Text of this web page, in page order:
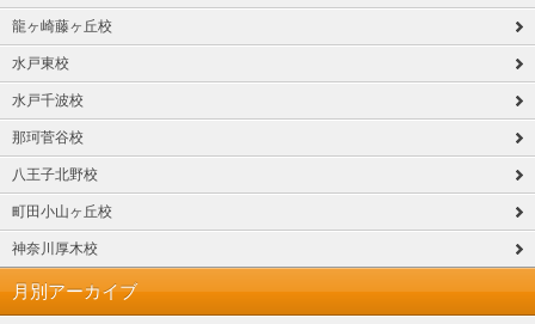
龍ヶ崎藤ヶ丘校
水戸東校
水戸千波校
那珂菅谷校
八王子北野校
町田小山ヶ丘校
神奈川厚木校
月別アーカイブ